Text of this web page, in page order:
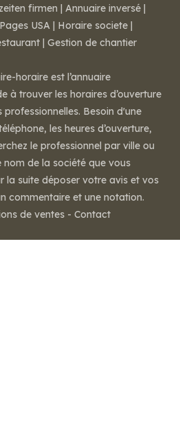
firmen | Annuaire inversé |
USA | Horaire societe |
| Gestion de chantier
horaire est l’annuaire
à trouver les horaires d’ouverture
Besoin d'une
les heures d’ouverture,
le professionnel par ville ou
de la société que vous
la suite déposer votre avis et vos
commentaire et une notation.
de ventes - Contact